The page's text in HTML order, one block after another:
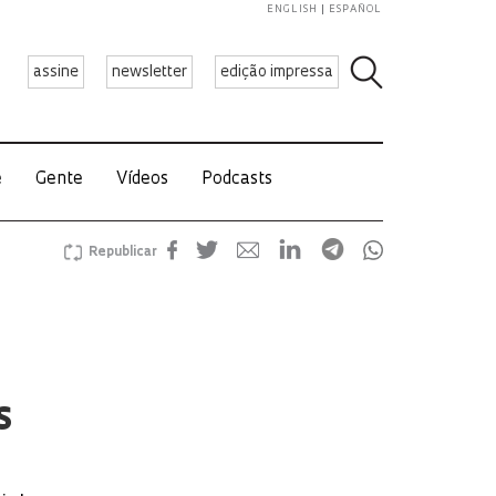
assine newsletter edição impressa
ENGLISH ESPAÑOL
Gente Vídeos Podcasts
Republicar